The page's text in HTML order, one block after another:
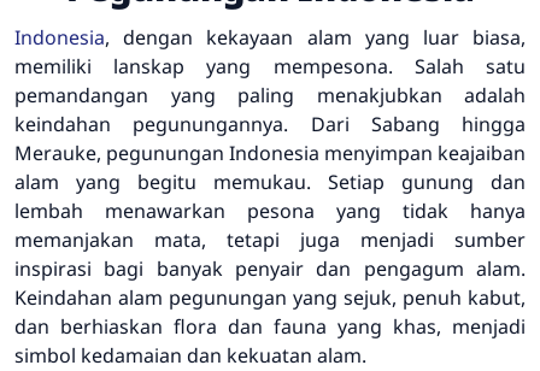
Indonesia, dengan kekayaan alam yang luar biasa,
memiliki lanskap yang mempesona. Salah satu
pemandangan yang paling menakjubkan adalah
keindahan pegunungannya. Dari Sabang hingga
Merauke, pegunungan Indonesia menyimpan keajaiban
alam yang begitu memukau. Setiap gunung dan
lembah menawarkan pesona yang tidak hanya
memanjakan mata, tetapi juga menjadi sumber
inspirasi bagi banyak penyair dan pengagum alam.
Keindahan alam pegunungan yang sejuk, penuh kabut,
dan berhiaskan flora dan fauna yang khas, menjadi
simbol kedamaian dan kekuatan alam.